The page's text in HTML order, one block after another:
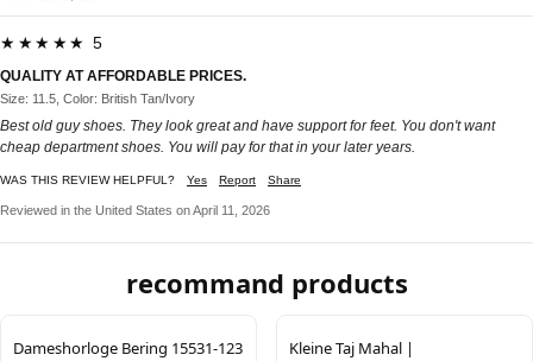
★★★★★ 5
QUALITY AT AFFORDABLE PRICES.
Size: 11.5, Color: British Tan/Ivory
Best old guy shoes. They look great and have support for feet. You don't want
cheap department shoes. You will pay for that in your later years.
WAS THIS REVIEW HELPFUL? Yes Report Share
Reviewed in the United States on April 11, 2026
recommand products
Dameshorloge Bering 15531-123
Kleine Taj Mahal |